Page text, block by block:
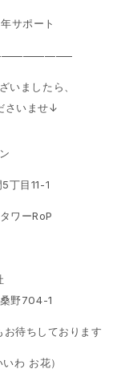
サポート
いましたら、
さいませ↓
丁目11-1
ワーRoP
野704-1
待ちしております
わ お花）